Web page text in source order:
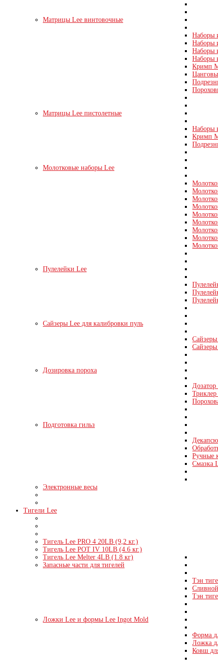
Матрицы Lee винтовочные
Наборы
Наборы
Наборы
Наборы
Кримп
Матрицы Lee пистолетные
Наборы
Кримп
Молотковые наборы Lee
Пулелейки Lee
Сайзеры Lee для калибровки пуль
Дозировка пороха
Подготовка гильз
Ручные
Смазка
Электронные весы
Тигели Lee
Тигель Lee PRO 4 20LB (9,2 кг.)
Тигель Lee POT IV 10LB (4.6 кг.)
Тигель Lee Melter 4LB (1.8 кг)
Запасные части для тигелей
Тэн
Тэн
Ложки Lee и формы Lee Ingot Mold
Форма
Ложка
Ковш